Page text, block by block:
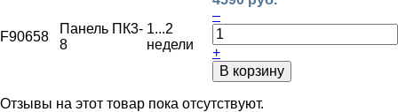
F90658
Панель ПК3-
8
1...2
недели
–
+
В корзину
Отзывы на этот товар пока отсутствуют.